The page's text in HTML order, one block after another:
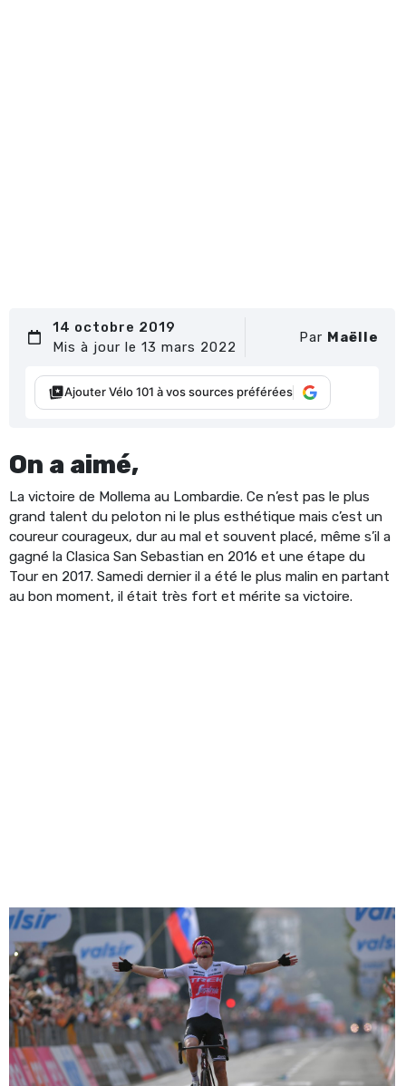
14 octobre 2019
Mis à jour le 13 mars 2022
Par Maëlle
Ajouter Vélo 101 à vos sources préférées
On a aimé,
La victoire de Mollema au Lombardie. Ce n’est pas le plus
grand talent du peloton ni le plus esthétique mais c’est un
coureur courageux, dur au mal et souvent placé, même s’il a
gagné la Clasica San Sebastian en 2016 et une étape du
Tour en 2017. Samedi dernier il a été le plus malin en partant
au bon moment, il était très fort et mérite sa victoire.